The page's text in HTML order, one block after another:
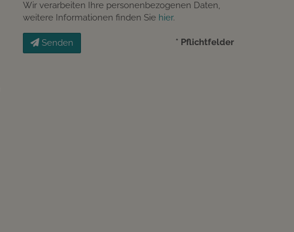
Wir verarbeiten Ihre personenbezogenen Daten,
weitere Informationen finden Sie hier.
Senden * Pflichtfelder